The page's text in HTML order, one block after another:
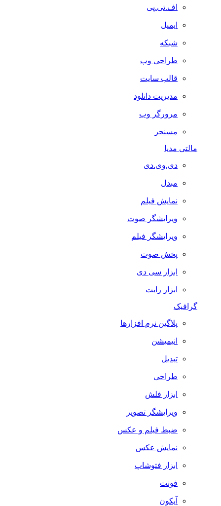
اف.تی.پی
ایمیل
شبکه
طراحی وب
قالب سایت
مدیریت دانلود
مرورگر وب
مسنجر
مالتی مدیا
دی.وی.دی
مبدل
نمایش فیلم
ویرایشگر صوت
ویرایشگر فیلم
پخش صوت
ابزار سی دی
ابزار رایت
گرافیک
پلاگین نرم افزارها
انیمیشن
تبدیل
طراحی
ابزار فلش
ویرایشگر تصویر
ضبط فيلم و عكس
نمایش عکس
ابزار فتوشاپ
فونت
آیکون